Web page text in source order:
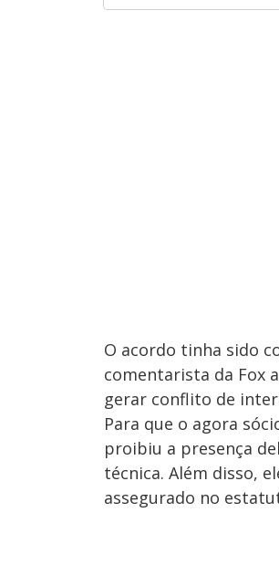
O acordo tinha sido
comentarista da Fox
gerar conflito de
Para que o agora
proibiu a presença
técnica. Além disso,
assegurado no